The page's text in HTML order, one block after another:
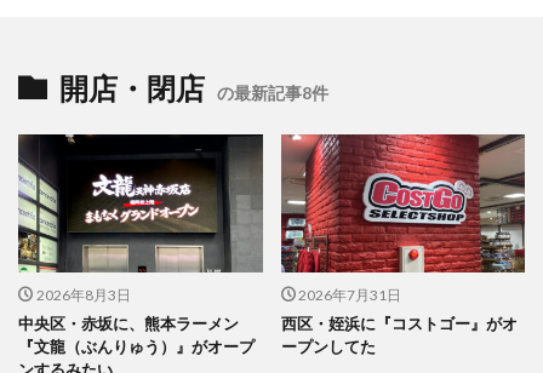
開店・閉店 の最新記事8件
2026年8月3日
中央区・赤坂に、熊本ラーメン
『文龍（ぶんりゅう）』がオープ
ンするみたい
2026年7月31日
西区・姪浜に『コストゴー』がオ
ープンしてた